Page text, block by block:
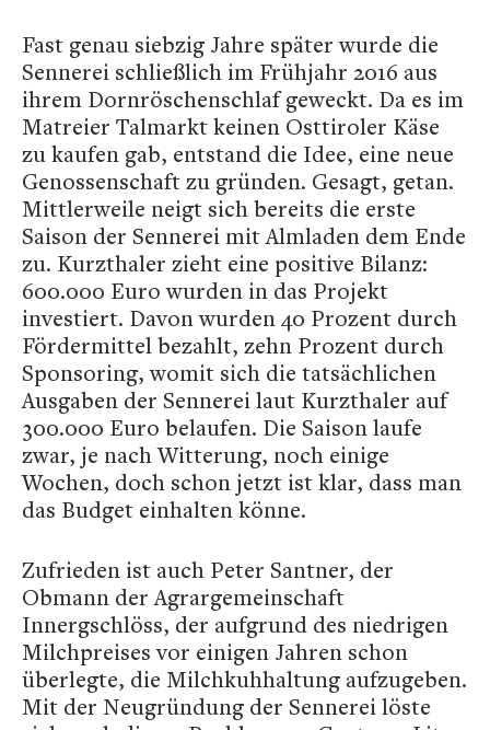
Fast genau siebzig Jahre später wurde die
Sennerei schließlich im Frühjahr 2016 aus
ihrem Dornröschenschlaf geweckt. Da es im
Matreier Talmarkt keinen Osttiroler Käse
zu kaufen gab, entstand die Idee, eine neue
Genossenschaft zu gründen. Gesagt, getan.
Mittlerweile neigt sich bereits die erste
Saison der Sennerei mit Almladen dem Ende
zu. Kurzthaler zieht eine positive Bilanz:
600.000 Euro wurden in das Projekt
investiert. Davon wurden 40 Prozent durch
Fördermittel bezahlt, zehn Prozent durch
Sponsoring, womit sich die tatsächlichen
Ausgaben der Sennerei laut Kurzthaler auf
300.000 Euro belaufen. Die Saison laufe
zwar, je nach Witterung, noch einige
Wochen, doch schon jetzt ist klar, dass man
das Budget einhalten könne.
Zufrieden ist auch Peter Santner, der
Obmann der Agrargemeinschaft
Innergschlöss, der aufgrund des niedrigen
Milchpreises vor einigen Jahren schon
überlegte, die Milchkuhhaltung aufzugeben.
Mit der Neugründung der Sennerei löste